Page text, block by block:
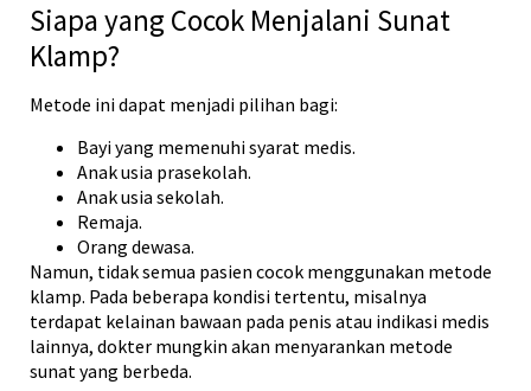
Siapa yang Cocok Menjalani Sunat
Klamp?
Metode ini dapat menjadi pilihan bagi:
Bayi yang memenuhi syarat medis.
Anak usia prasekolah.
Anak usia sekolah.
Remaja.
Orang dewasa.
Namun, tidak semua pasien cocok menggunakan metode
klamp. Pada beberapa kondisi tertentu, misalnya
terdapat kelainan bawaan pada penis atau indikasi medis
lainnya, dokter mungkin akan menyarankan metode
sunat yang berbeda.